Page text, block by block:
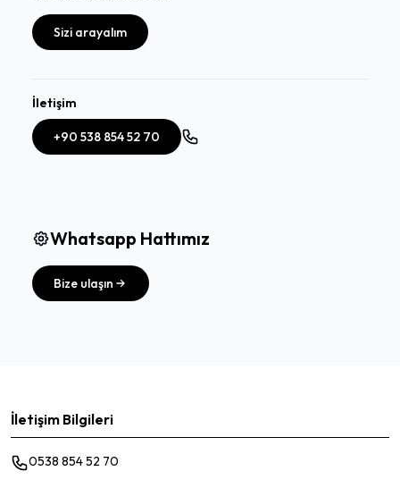
Sizi arayalım
İletişim
+90 538 854 52 70
Whatsapp Hattımız
Bize ulaşın
İletişim Bilgileri
0538 854 52 70